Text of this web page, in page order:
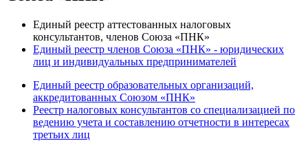
Единый реестр аттестованных налоговых
консультантов, членов Союза «ПНК»
Единый реестр членов Союза «ПНК» - юридических
лиц и индивидуальных предпринимателей
Единый реестр образовательных организаций,
аккредитованных Союзом «ПНК»
Реестр налоговых консультантов со специализацией по
ведению учета и составлению отчетности в интересах
третьих лиц